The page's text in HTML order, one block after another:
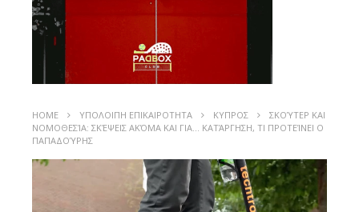
HOME ΥΠΟΛΟΙΠΗ ΕΠΙΚΑΙΡΟΤΗΤΑ ΚΥΠΡΟΣ
ΣΚΟΎΤΕΡ ΚΑΙ
ΝΟΜΟΘΕΣΊΑ: ΣΚΈΨΕΙΣ ΑΚΌΜΑ ΚΑΙ ΓΙΑ… ΚΑΤΆΡΓΗΣΗ, ΤΙ ΠΡΟΤΕΊΝΕΙ Ο
ΠΑΠΑΔΟΎΡΗΣ